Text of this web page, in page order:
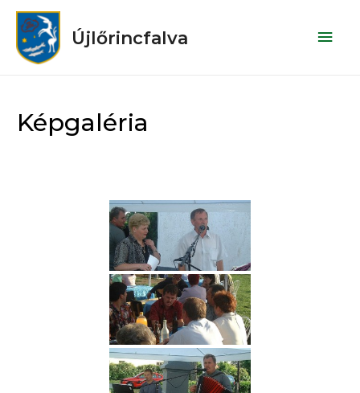
Újlőrincfalva
Képgaléria